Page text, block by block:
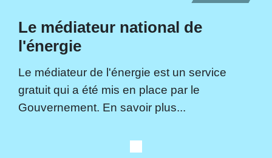
Le médiateur national de
l'énergie
Le médiateur de l'énergie est un service
gratuit qui a été mis en place par le
Gouvernement. En savoir plus...